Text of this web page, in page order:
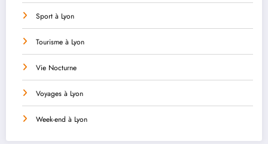
Sport à Lyon
Tourisme à Lyon
Vie Nocturne
Voyages à Lyon
Week-end à Lyon